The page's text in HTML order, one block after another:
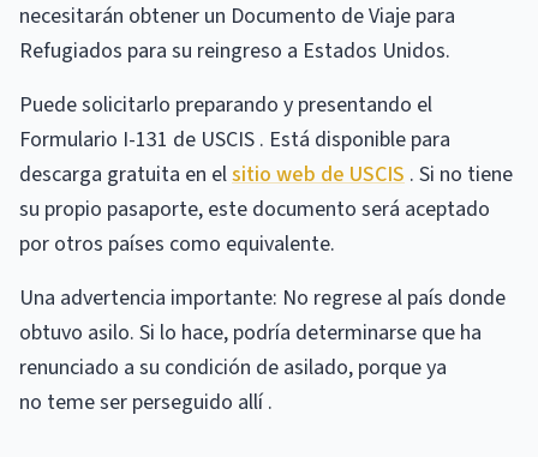
necesitarán obtener un Documento de Viaje para
Refugiados para su reingreso a Estados Unidos.
Puede solicitarlo preparando y presentando el
Formulario I-131 de USCIS . Está disponible para
descarga gratuita en elsitio web de USCIS . Si no tiene
su propio pasaporte, este documento será aceptado
por otros países como equivalente.
Una advertencia importante: No regrese al país donde
obtuvo asilo. Si lo hace, podría determinarse que ha
renunciado a su condición de asilado, porque ya
no teme ser perseguido allí .